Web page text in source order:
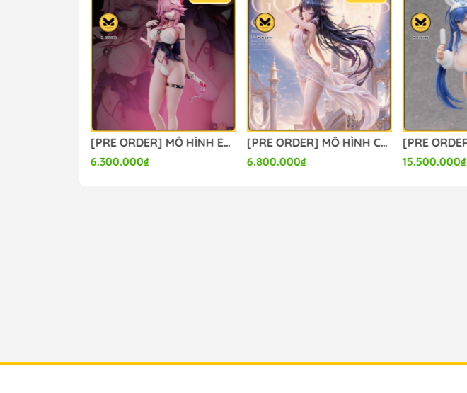
#mo_hinh_tinh #nendoroid #Ryoyamada #Bocchitherock!
[PRE ORDER] MÔ HÌNH Evanescia - Honkai Star Rail (Summer Studio) FIGURE CHÍNH HÃNG
6.300.000₫
[PRE ORDER] MÔ HÌNH Columbina - Genshin Impact (Hui Gu Niang Studio) FIGURE CHÍNH HÃNG
6.800.000₫
15.500.000₫